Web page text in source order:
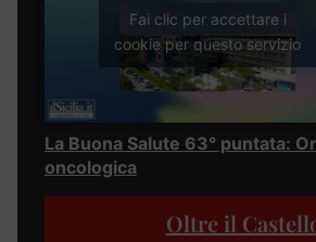
Fai clic per accettare i
cookie per questo servizio
La Buona Salute 63° puntata:
oncologica
Oltre il